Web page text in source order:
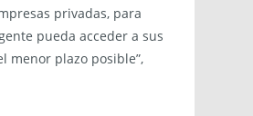
privadas, para
pueda acceder a sus
menor plazo posible”,